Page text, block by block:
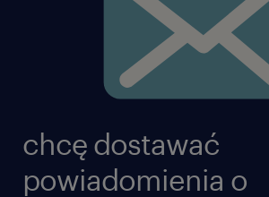
chcę dostawać
powiadomienia o